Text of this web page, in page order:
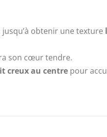
obtenir une texture
son cœur tendre.
creux au centre pour